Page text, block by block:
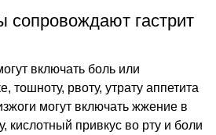
сопровождают гастрит
включать боль или
тошноту, рвоту, утрату аппетита
могут включать жжение в
кислотный привкус во рту и боли